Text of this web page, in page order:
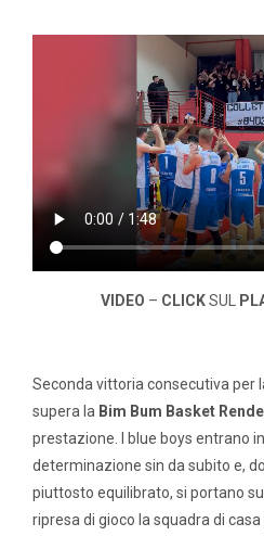
VIDEO – CLICKSUL
Seconda vittoria consecutiva per
supera la Bim Bum Basket Rende
prestazione. I blue boys entrano
determinazione sin da subito e,
piuttosto equilibrato, si portano
ripresa di gioco la squadra di